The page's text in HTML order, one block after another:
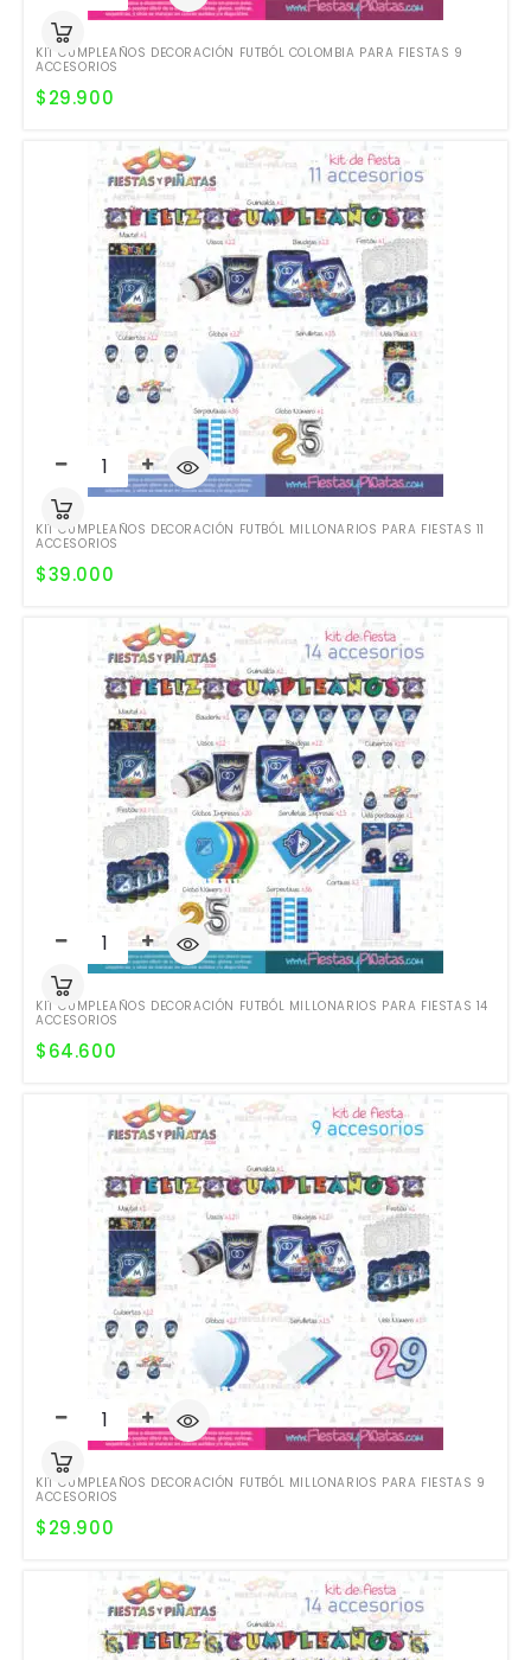
KIT CUMPLEAÑOS DECORACIÓN FUTBÓL COLOMBIA PARA FIESTAS 9
ACCESORIOS
$29.900
KIT CUMPLEAÑOS DECORACIÓN FUTBÓL MILLONARIOS PARA FIESTAS 11
ACCESORIOS
$39.000
KIT CUMPLEAÑOS DECORACIÓN FUTBÓL MILLONARIOS PARA FIESTAS 14
ACCESORIOS
$64.600
KIT CUMPLEAÑOS DECORACIÓN FUTBÓL MILLONARIOS PARA FIESTAS 9
ACCESORIOS
$29.900